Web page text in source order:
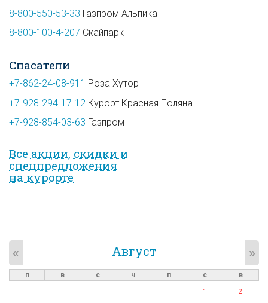
8-800-550-53-33 Газпром Альпика
8-800-100-4-207 Скайпарк
Спасатели
+7-862-24-08-911 Роза Хутор
+7-928-294-17-12 Курорт Красная Поляна
+7-928-854-03-63 Газпром
Все акции, скидки и
спец­предложе­ния
на курорте
Август
« »
п в с ч п с
в
1
2